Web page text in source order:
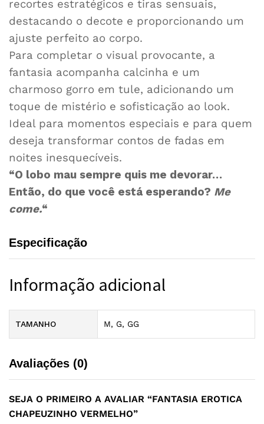
recortes estratégicos e tiras sensuais,
destacando o decote e proporcionando um
ajuste perfeito ao corpo.
Para completar o visual provocante, a
fantasia acompanha calcinha e um
charmoso gorro em tule, adicionando um
toque de mistério e sofisticação ao look.
Ideal para momentos especiais e para quem
deseja transformar contos de fadas em
noites inesquecíveis.
“O lobo mau sempre quis me devorar…
Então, do que você está esperando? Me
come.“
Especificação
Informação adicional
TAMANHO M, G, GG
Avaliações (0)
SEJA O PRIMEIRO A AVALIAR “FANTASIA EROTICA
CHAPEUZINHO VERMELHO”